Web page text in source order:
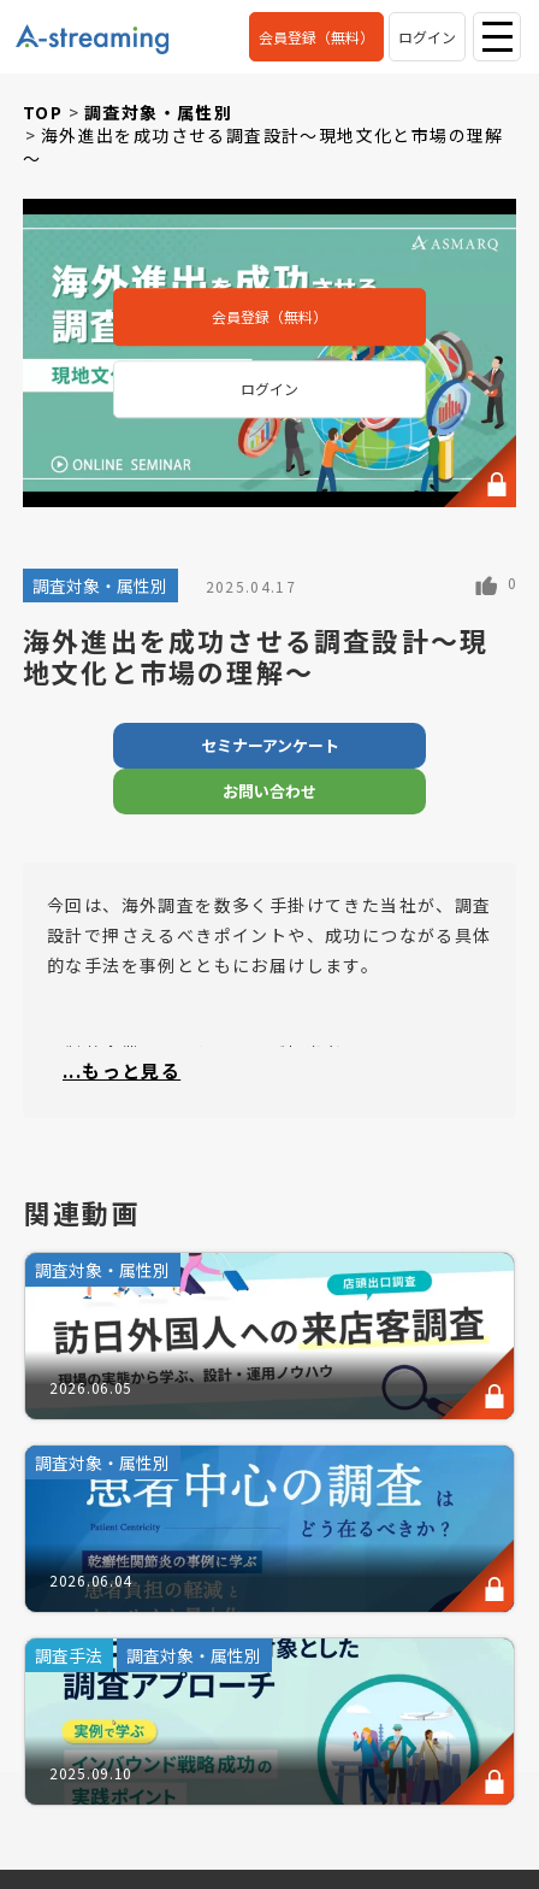
会員登録（無料） ログイン
TOP
調査対象・属性別
海外進出を成功させる調査設計～現地文化と市場の理解
～
会員登録（無料）
ログイン
調査対象・属性別 2025.04.17 0
海外進出を成功させる調査設計～現
地文化と市場の理解～
セミナーアンケート
お問い合わせ
今回は、海外調査を数多く手掛けてきた当社が、調査
設計で押さえるべきポイントや、成功につながる具体
的な手法を事例とともにお届けします。
・製薬企業のマーケティング担当者
このような方にお勧めのセミナーです。
インバウンド需要が大きく向上し、海外でも日本製へ
の需要が高まる昨今。日本企業の海外展開が進む中
で、的確なデータに基づいた意思決定の重要性がます
ます高まっています。
しかし、多様な文化や価値観が交錯する海外市場で
は、日本国内と同じ調査手法では思うような結果が得
られないこともしばしば。調査票やインタビューの設
計には、現地の生活様式や文化を反映した「ローカラ
イズ」が不可欠です。
本セミナーでは、海外調査を数多く手掛けてきた当社
が、調査設計で押さえるべきポイントや、成功につな
がる具体的な手法を事例とともにお届けします。海外
市場を深く理解し、自社の成長を後押しするための実
践的なヒントを学べる機会です。 新たなマーケット
に挑むための第一歩を、ここで始めてみませんか？
...もっと見る
関連動画
調査対象・属性別
2026.06.05
調査対象・属性別
2026.06.04
調査手法 調査対象・属性別
2025.09.10